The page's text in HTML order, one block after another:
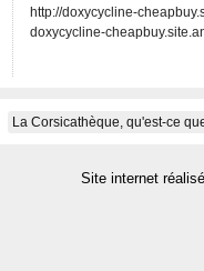
http://doxycycline-
doxycycline-
La Corsicathèque, qu'est-ce
Site internet